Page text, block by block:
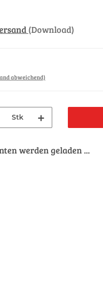
(Download)
abweichend)
Stk
werden geladen ...